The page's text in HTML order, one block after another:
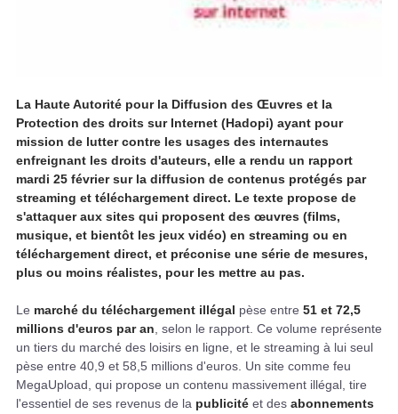
La Haute Autorité pour la Diffusion des Œuvres et la
Protection des droits sur Internet (Hadopi) ayant pour
mission de lutter contre les usages des internautes
enfreignant les droits d'auteurs, elle a rendu un rapport
mardi 25 février sur la diffusion de contenus protégés par
streaming et téléchargement direct. Le texte propose de
s'attaquer aux sites qui proposent des œuvres (films,
musique, et bientôt les jeux vidéo) en streaming ou en
téléchargement direct, et préconise une série de mesures,
plus ou moins réalistes, pour les mettre au pas.
Le marché du téléchargement illégal pèse entre 51 et 72,5
millions d'euros par an , selon le rapport. Ce volume représente
un tiers du marché des loisirs en ligne, et le streaming à lui seul
pèse entre 40,9 et 58,5 millions d'euros. Un site comme feu
MegaUpload, qui propose un contenu massivement illégal, tire
l'essentiel de ses revenus de la publicité et des abonnements